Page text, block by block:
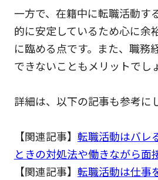
一方で、在籍中に転職活動す
的に安定しているため心に余
に臨める点です。また、職務
できないこともメリットでし
詳細は、以下の記事も参考に
【関連記事】 転職活動はバレ
ときの対処法や働きながら面
【関連記事】 転職活動は仕事